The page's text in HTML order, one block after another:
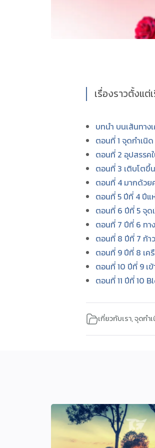
เรื่องราวตั้งแ
บทนำ บนเส้นทา
ตอนที่ 1 จุดกำเนิ
ตอนที่ 2 อุปสรรค
ตอนที่ 3 เติบโตขึ้
ตอนที่ 4 มากด้วย
ตอนที่ 5 ปีที่ 4 ปีแ
ตอนที่ 6 ปีที่ 5 จุด
ตอนที่ 7 ปีที่ 6 ทา
ตอนที่ 8 ปีที่ 7 ก้า
ตอนที่ 9 ปีที่ 8 เค
ตอนที่ 10 ปีที่ 9 เ
ตอนที่ 11 ปีที่ 10
เกี่ยวกับเรา,จุดกำ